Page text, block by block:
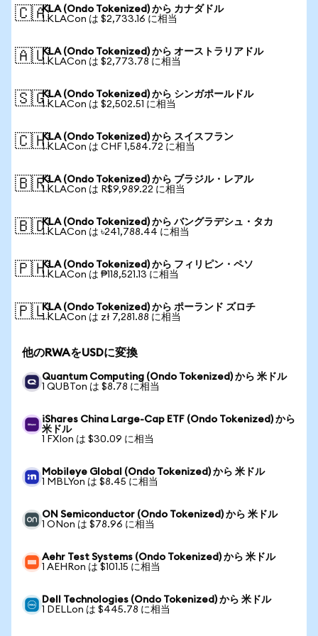
🇨🇦KLA (Ondo Tokenized) から カナダドル
1 KLACon は $2,733.16 に相当
🇦🇺KLA (Ondo Tokenized) から オーストラリアドル
1 KLACon は $2,773.78 に相当
🇸🇬KLA (Ondo Tokenized) から シンガポールドル
1 KLACon は $2,502.51 に相当
🇨🇭KLA (Ondo Tokenized) から スイスフラン
1 KLACon は CHF 1,584.72 に相当
🇧🇷KLA (Ondo Tokenized) から ブラジル・レアル
1 KLACon は R$9,989.22 に相当
🇧🇩KLA (Ondo Tokenized) から バングラデシュ・タカ
1 KLACon は ৳241,788.44 に相当
🇵🇭KLA (Ondo Tokenized) から フィリピン・ペソ
1 KLACon は ₱118,521.13 に相当
🇵🇱KLA (Ondo Tokenized) から ポーランド ズロチ
1 KLACon は zł 7,281.88 に相当
他のRWAをUSDに変換
Quantum Computing (Ondo Tokenized) から 米ドル
1 QUBTon は $8.78 に相当
iShares China Large-Cap ETF (Ondo Tokenized) から
米ドル
1 FXIon は $30.09 に相当
Mobileye Global (Ondo Tokenized) から 米ドル
1 MBLYon は $8.45 に相当
ON Semiconductor (Ondo Tokenized) から 米ドル
1 ONon は $78.96 に相当
Aehr Test Systems (Ondo Tokenized) から 米ドル
1 AEHRon は $101.15 に相当
Dell Technologies (Ondo Tokenized) から 米ドル
1 DELLon は $445.78 に相当